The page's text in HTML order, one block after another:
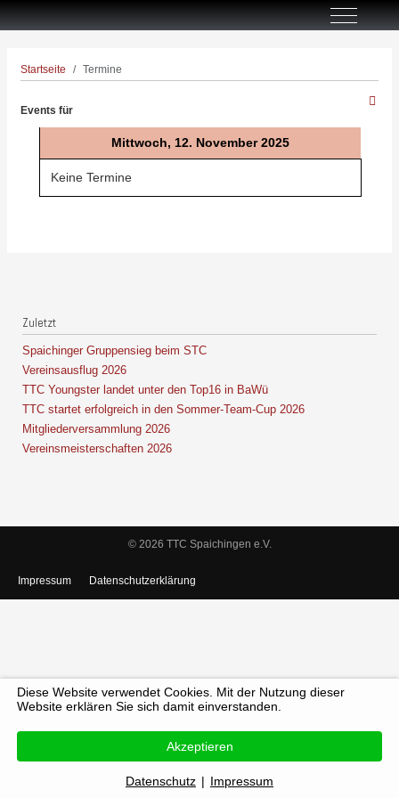
Off-
Startseite Termine
Events für
Mittwoch, 12. November 2025
Keine Termine
Zuletzt
Spaichinger Gruppensieg beim STC
Vereinsausflug 2026
TTC Youngster landet unter den Top16 in BaWü
TTC startet erfolgreich in den Sommer-Team-Cup 2026
Mitgliederversammlung 2026
Vereinsmeisterschaften 2026
© 2026 TTC Spaichingen e.V.
Impressum Datenschutzerklärung
Diese Website verwendet Cookies. Mit der Nutzung dieser
Website erklären Sie sich damit einverstanden.
Akzeptieren
Datenschutz | Impressum